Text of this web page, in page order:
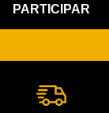
Casa